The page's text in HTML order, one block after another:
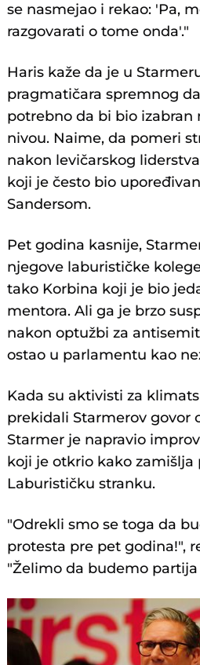
se nasmejao i rekao: 'Pa,
razgovarati o tome onda'."
Haris kaže da je u
pragmatičara spremnog
potrebno da bi bio izabran
nivou. Naime, da pomeri
nakon levičarskog
koji je često bio
Sandersom.
Pet godina kasnije,
njegove laburističke
tako Korbina koji je bio
mentora. Ali ga je brzo
nakon optužbi za
ostao u parlamentu kao
Kada su aktivisti za
prekidali Starmerov govor
Starmer je napravio
koji je otkrio kako zamišlja
Laburističku stranku.
"Odrekli smo se toga da
protesta pre pet godina!",
"Želimo da budemo partija